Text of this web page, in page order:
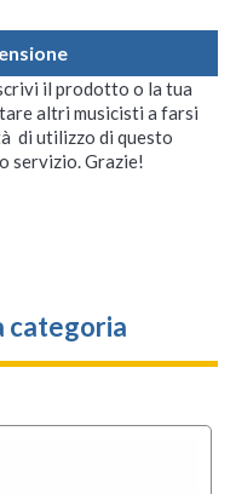
il prodotto o la tua
altri musicisti a farsi
di utilizzo di questo
servizio. Grazie!
categoria